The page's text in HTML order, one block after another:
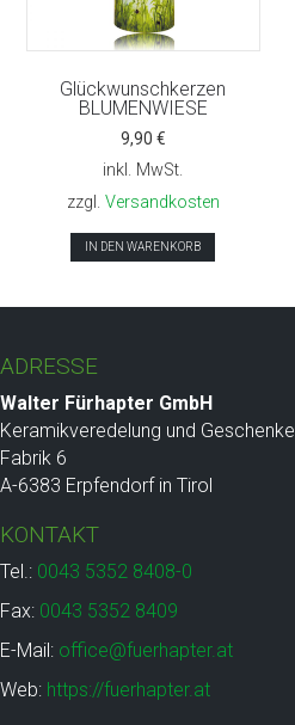
Glückwunschkerzen
BLUMENWIESE
9,90 €
inkl. MwSt.
zzgl. Versandkosten
IN DEN WARENKORB
ADRESSE
Walter Fürhapter GmbH
Keramikveredelung und Geschenke
Fabrik 6
A-6383 Erpfendorf in Tirol
KONTAKT
Tel.: 0043 5352 8408-0
Fax: 0043 5352 8409
E-Mail: office@fuerhapter.at
Web: https://fuerhapter.at